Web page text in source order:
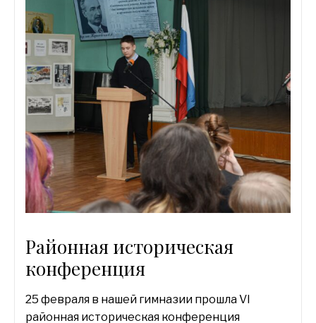
Районная историческая
конференция
25 февраля в нашей гимназии прошла VI
районная историческая конференция